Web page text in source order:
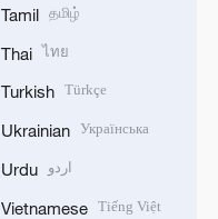
Tamil தமிழ்
Thai ไทย
Turkish Türkçe
Ukrainian Українська
Urdu اردو
Vietnamese Tiếng Việt